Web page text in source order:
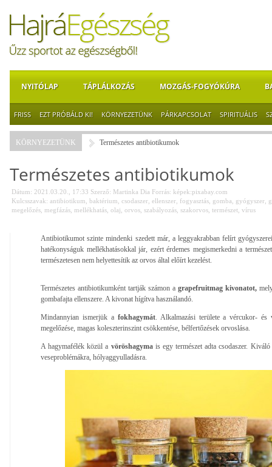
NYITÓLAP TÁPLÁLKOZÁS MOZGÁS-FOGYÓKÚRA
FRISS EZT PRÓBÁLD KI! KÖRNYEZETÜNK PÁRKAPCSOLAT SPIRITUÁLIS
KÖRNYEZETÜNK Természetes antibiotikumok
Természetes antibiotikumok
Dátum: 2021.03.20., 17:33 Szerző: Martinka Dia Forrás: képek:pixabay.com
Kulcsszavak: antibiotikum baktérium csodaszer ellenszer fogyasztás gomba gyógyszer
megelőzés megfázás mellékhatás olaj orvos szabályozás szakorvos természet vírus
Antibiotikumot szinte mindenki szedett már, a leggyakrabban felírt
hatékonyságuk mellékhatásokkal jár, ezért érdemes megismerkedni a
természetesen nem helyettesítik az orvos által előírt kezelést.
Természetes antibiotikumként tartják számon a grapefruitmag kivonatot,
gombafajta ellenszere. A kivonat hígítva használandó.
Mindannyian ismerjük afokhagymát. Alkalmazási területe a vércukor- és
megelőzése, magas koleszterinszint csökkentése, bélfertőzések orvoslása.
A hagymafélék közül a vöröshagymais egy természet adta csodaszer.
veseproblémákra, hólyaggyulladásra.